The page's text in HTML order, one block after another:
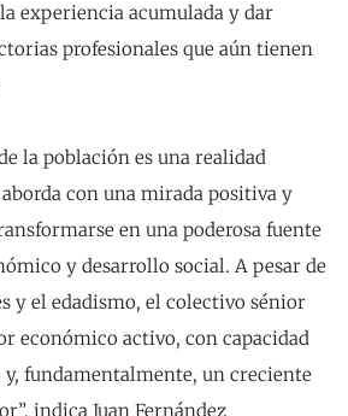
experiencia acumulada y dar
profesionales que aún tienen
la población es una realidad
con una mirada positiva y
en una poderosa fuente
y desarrollo social. A pesar de
y el edadismo, el colectivo sénior
económico activo, con capacidad
y, fundamentalmente, un creciente
indica Juan Fernández